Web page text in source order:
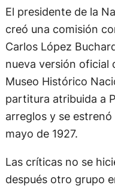
El presidente de la
creó una comisión
Carlos López
nueva versión oficial
Museo Histórico
partitura atribuida a
arreglos y se
mayo de 1927.
Las críticas no se
después otro grupo